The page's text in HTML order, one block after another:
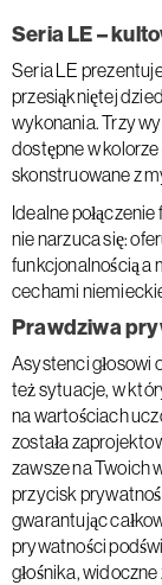
Seria LE –
Seria LE
przesiąkniętej
wykonania. Trzy
dostępne w
skonstruowane z
Idealne
nie narzuca się:
funkcjonalnością
cechami
Prawdziwa
Asystenci głosowi
też sytuacje, w
na wartościach
została
zawsze na Twoich
przycisk
gwarantując
prywatności
głośnika,